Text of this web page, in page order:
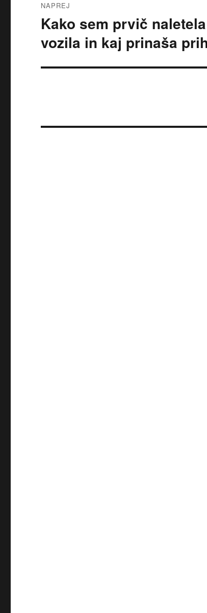
NAPREJ
Naslednji
prispevek:
Kako sem prvič
vozila in kaj prinaša